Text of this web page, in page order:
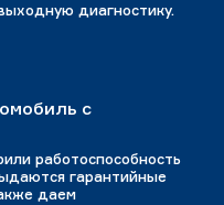
диагностику.
с
работоспособность
гарантийные
даем